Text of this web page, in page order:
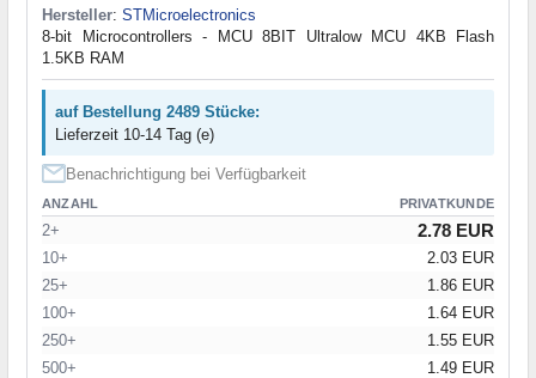
Hersteller: STMicroelectronics
8-bit Microcontrollers - MCU 8BIT Ultralow MCU 4KB Flash
1.5KB RAM
auf Bestellung 2489 Stücke:
Lieferzeit 10-14 Tag (e)
Benachrichtigung bei Verfügbarkeit
ANZAHL PRIVATKUNDE
2+ 2.78 EUR
10+
2.03 EUR
25+
1.86 EUR
100+
1.64 EUR
250+
1.55 EUR
500+
1.49 EUR